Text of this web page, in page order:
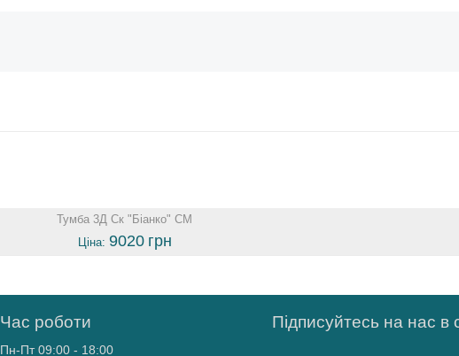
Тумба 3Д Ск "Біанко" СМ
Ціна: 9020 грн
Час роботи
Пн-Пт 09:00 - 18:00
Підписуйтесь на нас в